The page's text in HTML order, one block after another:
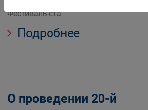
Фестиваль ста
Подробнее
О проведении 20-й